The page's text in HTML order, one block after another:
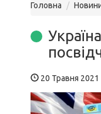
Головна
20 Травня 2021